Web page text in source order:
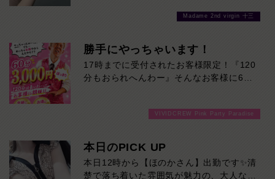
Madame 2nd virgin 十三
勝手にやっちゃいます！
17時までに受付されたお客様限定！『120
分もおられへんわー』そんなお客様に60
めるチャンス！たっぷり楽しみたい方は
分！その日の予定に合わせてお選びくださ
い！ご来店お待ちしております！
VIVIDCREW Pink Party Paradise
本日のPICK UP
本日12時から【ほのかさん】出勤です✨清
楚で落ち着いた雰囲気が魅力の、大人な女